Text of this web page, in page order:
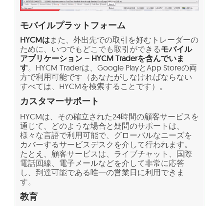
モバイルプラットフォーム
HYCMは また、外出先での取引を好むトレーダーの
ために、いつでもどこでも取引ができるモバイル
アプリケーション – HYCM Traderを含んでいま
す。HYCM Traderは、Google PlayとApp Storeの両
方で利用可能です（あなたがしなければならない
すべては、HYCMを検索することです）。
カスタマーサポート
HYCMは、その確立された24時間の顧客サービスを
通じて、どのような場合と疑問のサポートは、
様々な言語で利用可能で、グローバルなニーズを
カバーするサービスデスクを介して行われます。
たとえ、顧客サービスは、ライブチャット、国際
電話回線、電子メールなどを介して非常に応答
し、到達可能である唯一の営業日に利用できま
す。
教育